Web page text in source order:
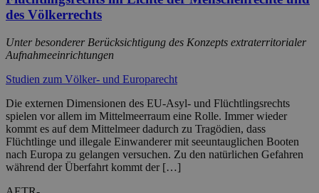
des Völkerrechts
Unter besonderer Berücksichtigung des Konzepts extraterritorialer
Aufnahmeeinrichtungen
Studien zum Völker- und Europarecht
Die externen Dimensionen des EU-Asyl- und Flüchtlingsrechts
spielen vor allem im Mittelmeerraum eine Rolle. Immer wieder
kommt es auf dem Mittelmeer dadurch zu Tragödien, dass
Flüchtlinge und illegale Einwanderer mit seeuntauglichen Booten
nach Europa zu gelangen versuchen. Zu den natürlichen Gefahren
während der Überfahrt kommt der […]